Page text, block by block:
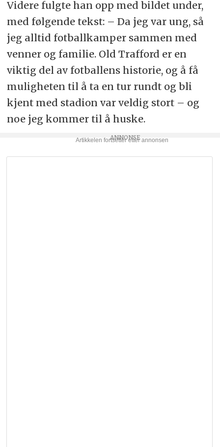
Videre fulgte han opp med bildet under,
med følgende tekst: – Da jeg var ung, så
jeg alltid fotballkamper sammen med
venner og familie. Old Trafford er en
viktig del av fotballens historie, og å få
muligheten til å ta en tur rundt og bli
kjent med stadion var veldig stort – og
noe jeg kommer til å huske.